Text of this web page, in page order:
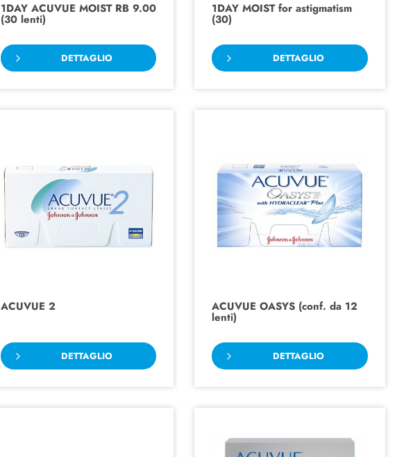
1DAY ACUVUE MOIST RB 9.00
(30 lenti)
DETTAGLIO
1DAY MOIST for astigmatism
(30)
DETTAGLIO
ACUVUE 2
DETTAGLIO
ACUVUE OASYS (conf. da 12
lenti)
DETTAGLIO